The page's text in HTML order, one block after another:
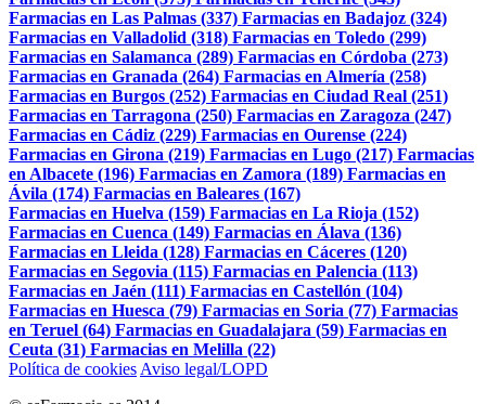
Farmacias en Las Palmas (337) Farmacias en Badajoz (324)
Farmacias en Valladolid (318) Farmacias en Toledo (299)
Farmacias en Salamanca (289) Farmacias en Córdoba (273)
Farmacias en Granada (264) Farmacias en Almería (258)
Farmacias en Burgos (252) Farmacias en Ciudad Real (251)
Farmacias en Tarragona (250) Farmacias en Zaragoza (247)
Farmacias en Cádiz (229) Farmacias en Ourense (224)
Farmacias en Girona (219) Farmacias en Lugo (217) Farmacias
en Albacete (196) Farmacias en Zamora (189) Farmacias en
Ávila (174) Farmacias en Baleares (167)
Farmacias en Huelva (159) Farmacias en La Rioja (152)
Farmacias en Cuenca (149) Farmacias en Álava (136)
Farmacias en Lleida (128) Farmacias en Cáceres (120)
Farmacias en Segovia (115) Farmacias en Palencia (113)
Farmacias en Jaén (111) Farmacias en Castellón (104)
Farmacias en Huesca (79) Farmacias en Soria (77) Farmacias
en Teruel (64) Farmacias en Guadalajara (59) Farmacias en
Ceuta (31) Farmacias en Melilla (22)
Política de cookies Aviso legal/LOPD